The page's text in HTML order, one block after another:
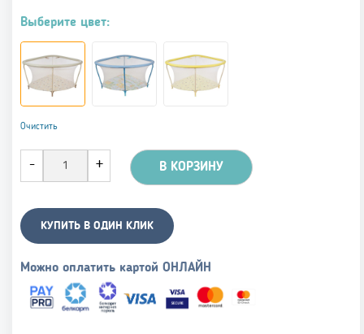
Выберите цвет:
Очистить
В КОРЗИНУ
КУПИТЬ В ОДИН КЛИК
Можно оплатить картой ОНЛАЙН